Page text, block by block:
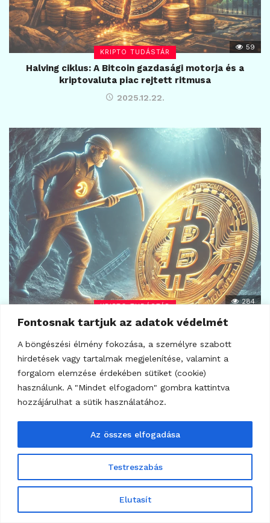
Fontosnak tartjuk az adatok védelmét
A böngészési élmény fokozása, a személyre szabott
hirdetések vagy tartalmak megjelenítése, valamint a
forgalom elemzése érdekében sütiket (cookie)
használunk. A "Mindet elfogadom" gombra kattintva
hozzájárulhat a sütik használatához.
Testreszabás
Elutasít
Az összes elfogadása
KRIPTO TUDÁSTÁR
59
Halving ciklus: A Bitcoin gazdasági motorja és a
kriptovaluta piac rejtett ritmusa
2025.12.22.
KRIPTO TUDÁSTÁR
284
Bitcoin fogalma, jelentése, értelmezése és a